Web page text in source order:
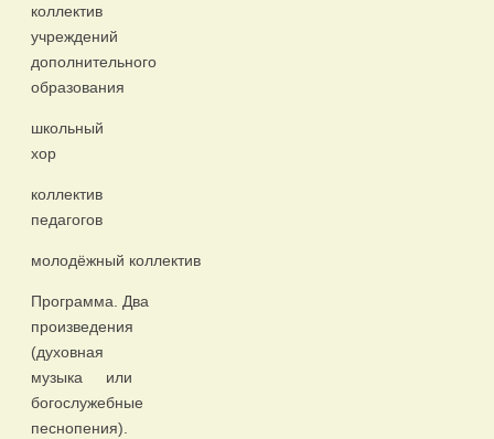
коллектив
учреждений
дополнительного
образования
школьный
хор
коллектив
педагогов
молодёжный коллектив
Программа. Два
произведения
(духовная
музыка или
богослужебные
песнопения).